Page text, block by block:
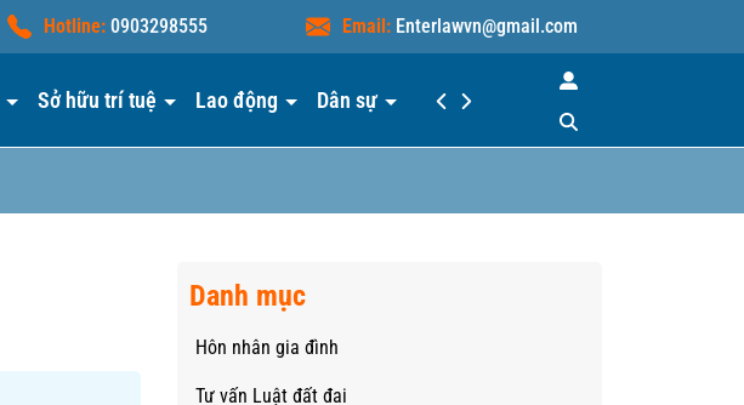
Hotline: 0903298555 Email: Enterlawvn@gmail.com
Sở hữu trí tuệ Lao động Dân sự Hiểu luật
Danh mục
Hôn nhân gia đình
Tư vấn Luật đất đai